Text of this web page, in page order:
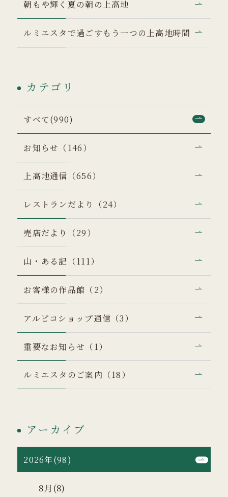
朝もや輝く夏の朝の上高地
ルミエスタで過ごすもう一つの上高地時間
カテゴリ
すべて(990)
お知らせ（146）
上高地通信（656）
レストランだより（24）
売店だより（29）
山・ある記（111）
お客様の作品館（2）
アルピコショップ通信（3）
重要なお知らせ（1）
ルミエスタのご案内（18）
アーカイブ
2026年(98)
8月(8)